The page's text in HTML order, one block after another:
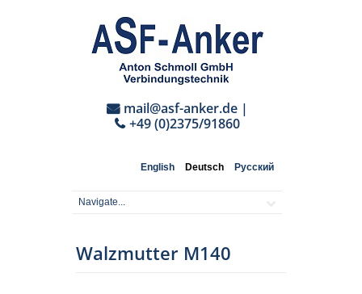
mail@asf-anker.de|
+49 (0)2375/91860
English Deutsch Русский
Walzmutter M140